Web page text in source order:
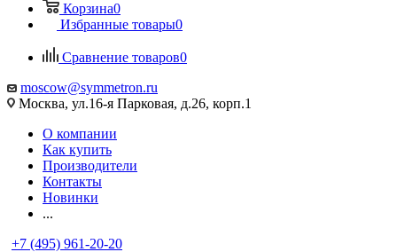
Корзина0
Избранные товары0
Сравнение товаров0
moscow@symmetron.ru
Москва, ул.16-я Парковая, д.26, корп.1
О компании
Как купить
Производители
Контакты
Новинки
...
+7 (495) 961-20-20